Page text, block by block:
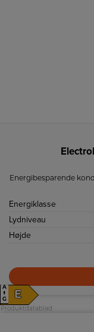
A
↑
G
E
Produktdatablad
Energibesparende
Energiklasse
Lydniveau
Højde